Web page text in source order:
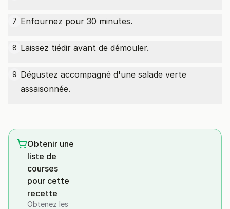
7 Enfournez pour 30 minutes.
8 Laissez tiédir avant de démouler.
9 Dégustez accompagné d'une salade verte
assaisonnée.
Obtenir une
liste de
courses
pour cette
recette
Obtenez les